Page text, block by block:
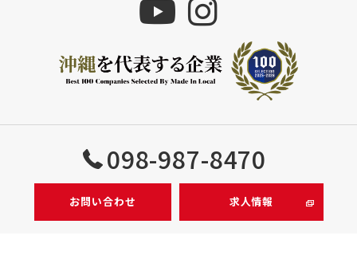
098-987-8470
お問い合わせ 求人情報